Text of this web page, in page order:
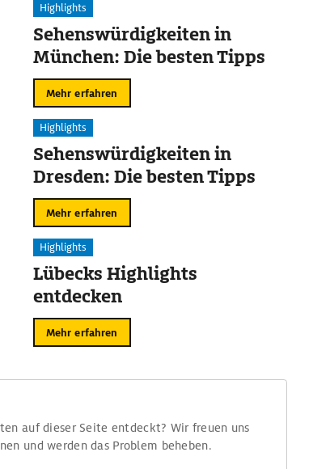
Highlights
Sehenswürdigkeiten in
München: Die besten Tipps
Mehr erfahren
Highlights
Sehenswürdigkeiten in
Dresden: Die besten Tipps
Mehr erfahren
Highlights
Lübecks Highlights
entdecken
Mehr erfahren
auf dieser Seite entdeckt? Wir freuen uns
und werden das Problem beheben.